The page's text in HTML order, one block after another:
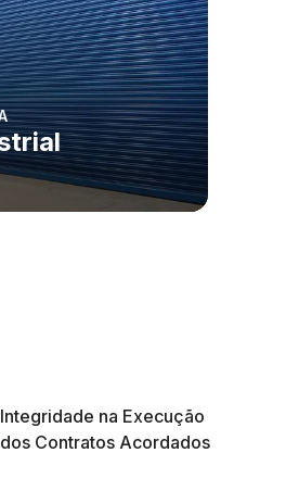
Integridade na Execução
dos Contratos Acordados